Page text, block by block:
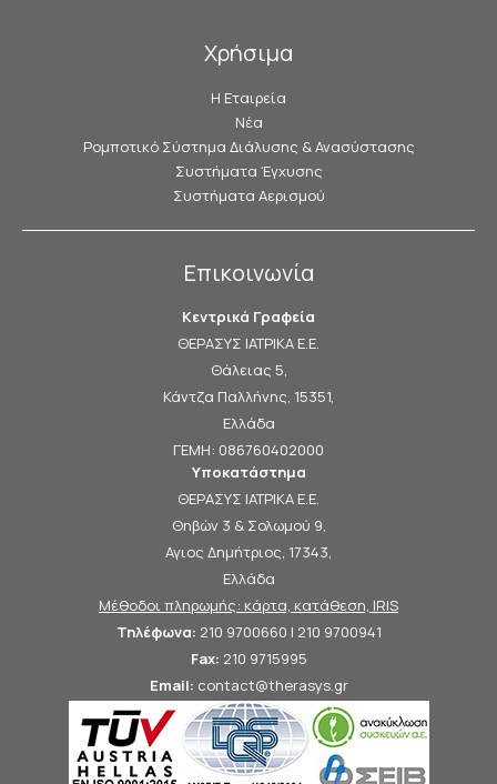
Χρήσιμα
Η Εταιρεία
Νέα
Ρομποτικό Σύστημα Διάλυσης & Ανασύστασης
Συστήματα Έγχυσης
Συστήματα Αερισμού
Επικοινωνία
Κεντρικά Γραφεία
ΘΕΡΑΣΥΣ ΙΑΤΡΙΚΑ Ε.Ε.
Θάλειας 5,
Κάντζα Παλλήνης, 15351,
Ελλάδα
ΓΕΜΗ: 086760402000
Υποκατάστημα
ΘΕΡΑΣΥΣ ΙΑΤΡΙΚΑ Ε.Ε.
Θηβών 3 & Σολωμού 9,
Αγιος Δημήτριος, 17343,
Ελλάδα
Μέθοδοι πληρωμής: κάρτα, κατάθεση, IRIS
Τηλέφωνα: 210 9700660 | 210 9700941
Fax: 210 9715995
Email: contact@therasys.gr